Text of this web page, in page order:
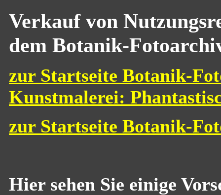
Verkauf von
dem Botanik-
zur Startseite Botanik-
Kunstmalerei:
zur Startseite Botanik-
Hier sehen Sie einige